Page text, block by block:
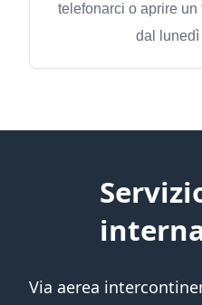
telefonarci o aprire
dal lunedì
Via aerea